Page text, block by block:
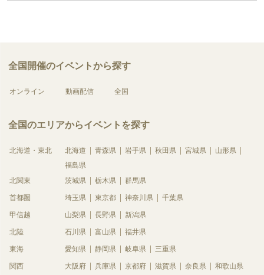
全国開催のイベントから探す
オンライン 動画配信 全国
全国のエリアからイベントを探す
北海道・東北 北海道 青森県 岩手県 秋田県 宮城県
山形県
福島県
北関東
茨城県 栃木県 群馬県
首都圏 埼玉県 東京都 神奈川県 千葉県
甲信越 山梨県 長野県 新潟県
北陸 石川県 富山県 福井県
東海 愛知県 静岡県 岐阜県 三重県
関西 大阪府 兵庫県 京都府 滋賀県 奈良県 和歌山県